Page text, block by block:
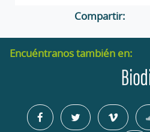
Compartir:
Encuéntranos también en: